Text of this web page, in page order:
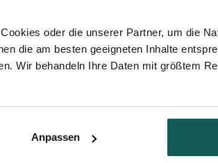
oder die unserer Partner, um die
die am besten geeigneten Inhalte
Wir behandeln Ihre Daten mit größtem
Anpassen